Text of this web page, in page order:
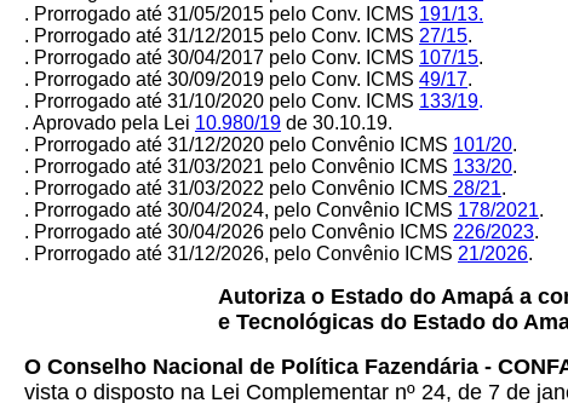
. Prorrogado até 31/05/2015 pelo Conv. ICMS 191/13.
. Prorrogado até 31/12/2015 pelo Conv. ICMS 27/15.
. Prorrogado até 30/04/2017 pelo Conv. ICMS 107/15.
. Prorrogado até 30/09/2019 pelo Conv. ICMS 49/17.
. Prorrogado até 31/10/2020 pelo Conv. ICMS 133/19.
. Aprovado pela Lei 10.980/19 de 30.10.19.
. Prorrogado até 31/12/2020 pelo Convênio ICMS 101/20.
. Prorrogado até 31/03/2021 pelo Convênio ICMS 133/20.
. Prorrogado até 31/03/2022 pelo Convênio ICMS 28/21.
. Prorrogado até 30/04/2024, pelo Convênio ICMS 178/2021.
. Prorrogado até 30/04/2026 pelo Convênio ICMS 226/2023.
. Prorrogado até 31/12/2026, pelo Convênio ICMS 21/2026.
Autoriza o Estado do Amapá a
e Tecnológicas do Estado do
O Conselho Nacional de Política Fazendária -
vista o disposto na Lei Complementar nº 24, de 7 de